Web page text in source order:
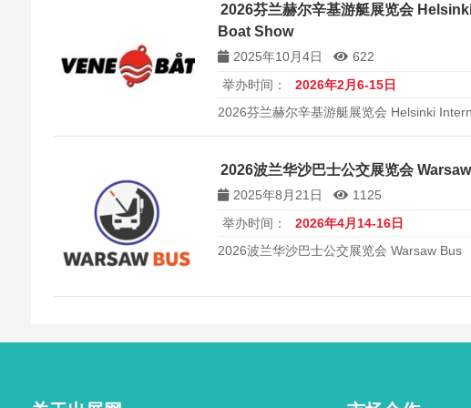
2026芬兰赫尔辛基游艇展览会
Boat Show
2025年10月4日
622
举办时间：
2026年2月6-15日
2026芬兰赫尔辛基游艇展览会 Helsinki
2026波兰华沙巴士公交展览会
2025年8月21日
1125
举办时间：
2026年4月14-16日
2026波兰华沙巴士公交展览会 Warsaw Bus